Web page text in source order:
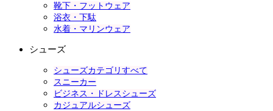
靴下・フットウェア
浴衣・下駄
水着・マリンウェア
シューズ
シューズカテゴリすべて
スニーカー
ビジネス・ドレスシューズ
カジュアルシューズ